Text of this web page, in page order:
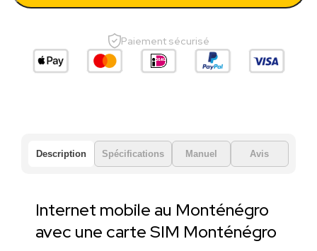
Paiement sécurisé
Description Spécifications Manuel Avis
Internet mobile au Monténégro
avec une carte SIM Monténégro